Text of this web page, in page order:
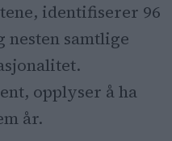
identifiserer 96
nesten samtlige
opplyser å ha
år.